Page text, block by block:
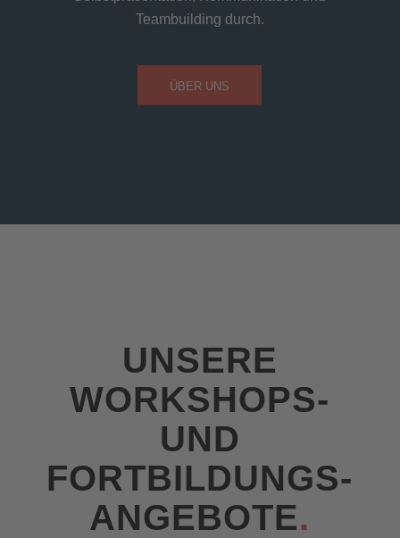
Teambuilding durch.
ÜBER UNS
UNSERE
WORKSHOPS-
UND
FORTBILDUNGS-
ANGEBOTE.